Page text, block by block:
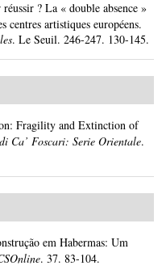
? La « double absence »
centres artistiques européens.
. Le Seuil. 246-247. 130-145.
Fragility and Extinction of
Ca’ Foscari: Serie Orientale.
em Habermas: Um
. 37. 83-104.